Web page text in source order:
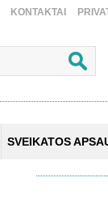
KONTAKTAI
SVEIKATOS